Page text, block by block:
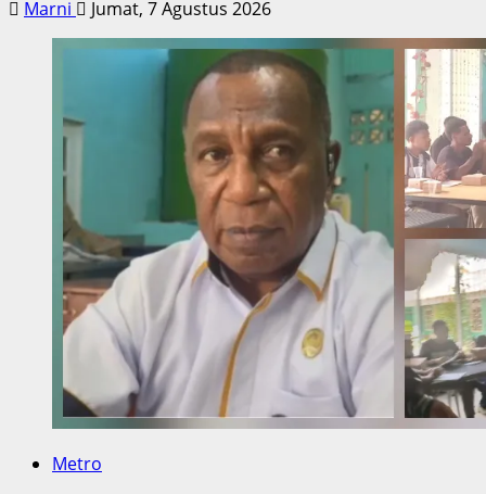
Marni Jumat, 7 Agustus 2026
Metro